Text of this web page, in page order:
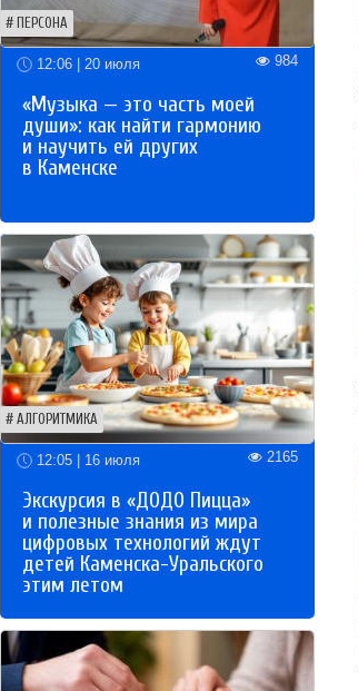
ПЕРСОНА
12:06 | 20 июля 984
«Музыка — это часть моей
души»: как найти гармонию
и научить ей других
в Каменске
АЛГОРИТМИКА
12:05 | 16 июля 2165
Экскурсия в «ДОДО Пицца»
и полезные знания из мира
цифровых технологий ждут
детей Каменска-Уральского
этим летом